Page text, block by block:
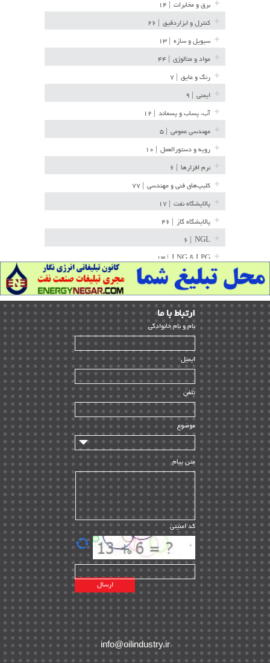
برق و مخابرات
کنترل و ابزاردقیق
سیویل و سازه
مواد و متالوژی
رنگ و عایق
ایمنی
آب، پساب و پسماند
مهندسی عمومی
رویه و دستورالعمل
نرم افزارها
کلیپ‌های فنی و مهندسی
پالایشگاه نفت
پالایشگاه گاز
NGL
LNG & LPG | ۱۳
خط لوله | ۳۶
مخازن ذخیره | ۱۵
پتروشیمی | ۱۴
بازرسی و QC | ۱۵
HSE | ۳۹
ساخت و نصب | ۱۲
راه اندازی | ۹
سازندگان و تامین کنندگان | ۱۰
تامین مالی و سرمایه گذاری | ۳۲
ماشین آلات
مدیریت پروژه
مدیریت دانش
مدیریت سازمانی و عمومی | ۲
تأمین کالا | ۱۳
EPC | ۲۰
پیمانکاران بین المللی | ۸
اطلاعات انرژی کشورها | ۱۴
پروژه های خارجی | ۱۵
نقشه های نفت و گاز خارجی | ۱۰
شرکت های نفتی | ۱۴
پلانت های فعال | ۴۰
طرح ها و پروژه ها | ۳۵
ارﺗﺒﺎط ﺑﺎ ما
ﻧﺎم و ﻧﺎم ﺧﺎﻧﻮادﮔﻰ
ایمیل
تلفن
موضوع
متن پیام
کد امنیتی
info@oilindustry.ir